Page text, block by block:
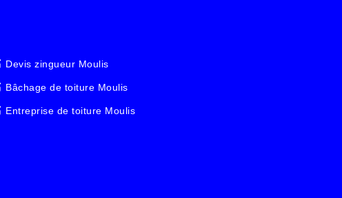
Devis zingueur Moulis
Bâchage de toiture Moulis
Entreprise de toiture Moulis